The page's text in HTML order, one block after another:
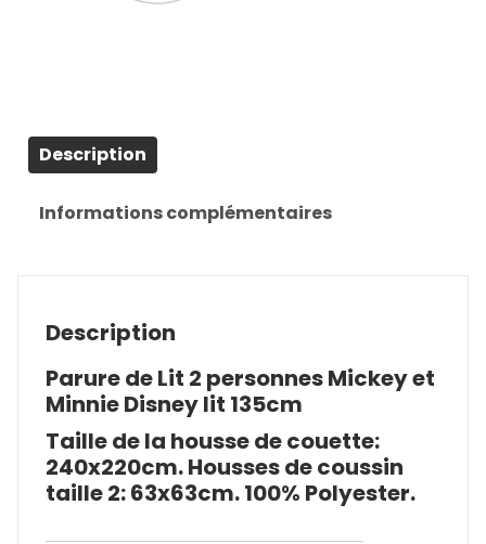
Description
Informations complémentaires
Description
Parure de Lit 2 personnes Mickey et
Minnie Disney lit 135cm
Taille de la housse de couette:
240x220cm. Housses de coussin
taille 2: 63x63cm. 100% Polyester.